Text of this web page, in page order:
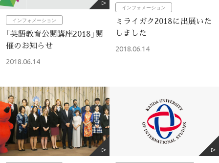
インフォメーション
「英語教育公開講座2018」開
催のお知らせ
2018.06.14
インフォメーション
ミライガク2018に出展いた
しました
2018.06.14